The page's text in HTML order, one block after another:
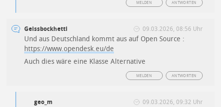
ANTWORTEN
MELDEN
Geissbockhetti 09.03.2026, 08:56 Uhr
Und aus Deutschland kommt aus auf Open Source :
https://www.opendesk.eu/de
Auch dies wäre eine Klasse Alternative
ANTWORTEN
MELDEN
geo_m 09.03.2026, 09:32 Uhr